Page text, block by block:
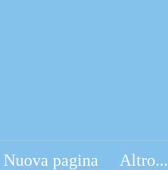
Nuova pagina Altro...